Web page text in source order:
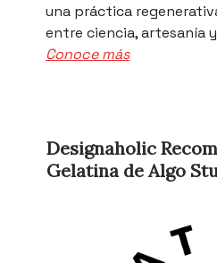
una práctica
entre ciencia, artesanía
Conoce más
Designaholic
Gelatina de Algo